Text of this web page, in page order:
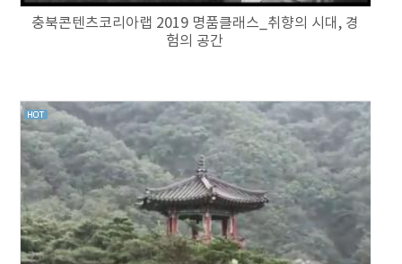
충북콘텐츠코리아랩 2019 명품클래스_취향의 시대, 경
험의 공간